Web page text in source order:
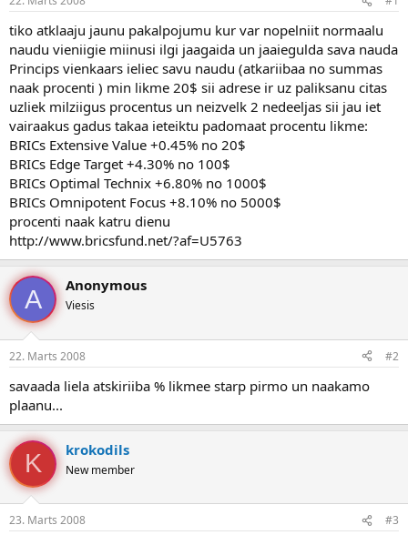
n
u
z
s
ā
c
ē
j
s
a
u
m
s
tiko atklaaju jaunu pakalpojumu kur var nopelniit normaalu
naudu vieniigie miinusi ilgi jaagaida un jaaiegulda sava nauda
Princips vienkaars ieliec savu naudu (atkariibaa no summas
naak procenti ) min likme 20$ sii adrese ir uz paliksanu citas
uzliek milziigus procentus un neizvelk 2 nedeeljas sii jau iet
vairaakus gadus takaa ieteiktu padomaat procentu likme:
BRICs Extensive Value +0.45% no 20$
BRICs Edge Target +4.30% no 100$
BRICs Optimal Technix +6.80% no 1000$
BRICs Omnipotent Focus +8.10% no 5000$
procenti naak katru dienu
http://www.bricsfund.net/?af=U5763
A Anonymous
Viesis
22. Marts 2008 #2
savaada liela atskiriiba % likmee starp pirmo un naakamo
plaanu...
K krokodils
New member
23. Marts 2008 #3